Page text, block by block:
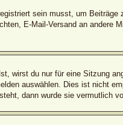
sein musst, um
E-Mail-Versand an andere
wirst du nur für eine Sitzung
auswählen. Dies ist nicht
dann wurde sie vermutlich